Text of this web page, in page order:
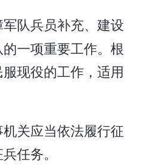
队兵员补充、建设
一项重要工作。根
现役的工作，适用
关应当依法履行征
任务。